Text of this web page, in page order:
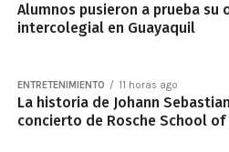
Alumnos pusieron a prueba su
intercolegial en Guayaquil
ENTRETENIMIENTO 11 horas ago
La historia de Johann
concierto de Rosche School